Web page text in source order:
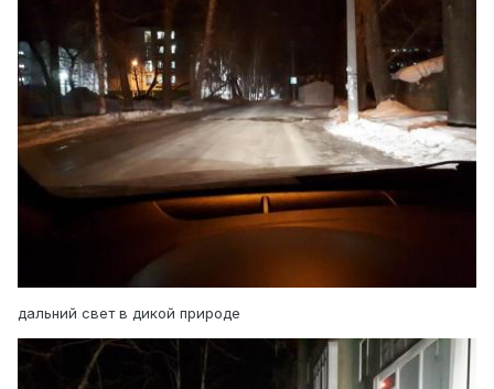
дальний свет в дикой природе